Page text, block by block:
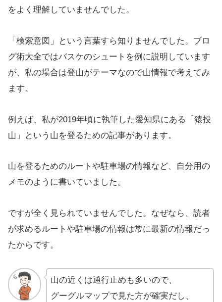
をよく理解していませんでした。
「検索意図」という言葉すら知りませんでした。ブロ
グ術大全ではバスケのシュートを例に説明しています
が、私の場合は登山がテーマなので山情報で考えてみ
ます。
例えば、私が2019年頃に執筆した愛知県にある「猿投
山」という山を登るための記事があります。
山を登るためのルートや駐車場の情報など、自分用の
メモのように書いていました。
ですが全く見られていませんでした。なぜなら、読者
が求めるルートや駐車場の情報は常に最新の情報だっ
たからです。
山の近くは通行止めも多いので、
グーグルマップで見た方が確実だし、